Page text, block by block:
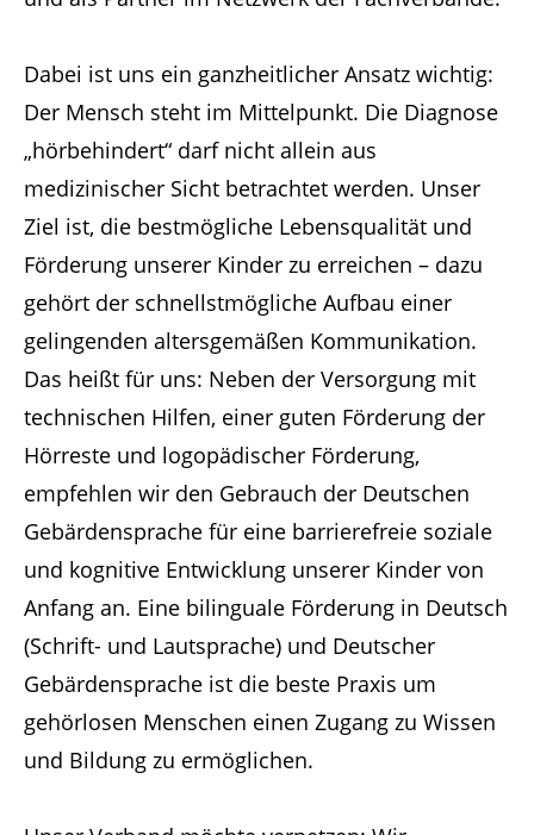
Dabei ist uns ein ganzheitlicher Ansatz wichtig:
Der Mensch steht im Mittelpunkt. Die Diagnose
„hörbehindert“ darf nicht allein aus
medizinischer Sicht betrachtet werden. Unser
Ziel ist, die bestmögliche Lebensqualität und
Förderung unserer Kinder zu erreichen – dazu
gehört der schnellstmögliche Aufbau einer
gelingenden altersgemäßen Kommunikation.
Das heißt für uns: Neben der Versorgung mit
technischen Hilfen, einer guten Förderung der
Hörreste und logopädischer Förderung,
empfehlen wir den Gebrauch der Deutschen
Gebärdensprache für eine barrierefreie soziale
und kognitive Entwicklung unserer Kinder von
Anfang an. Eine bilinguale Förderung in Deutsch
(Schrift- und Lautsprache) und Deutscher
Gebärdensprache ist die beste Praxis um
gehörlosen Menschen einen Zugang zu Wissen
und Bildung zu ermöglichen.